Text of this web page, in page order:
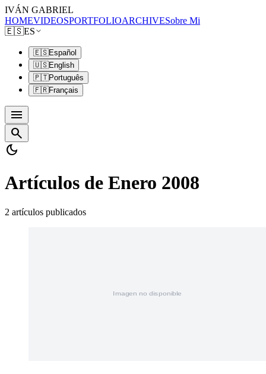
IVÁN GABRIEL
HOMEVIDEOSPORTFOLIOARCHIVESobre Mi
🇪🇸ES
🇪🇸Español
🇺🇸English
🇵🇹Português
🇫🇷Français
menu
search
dark_mode
Artículos de Enero 2008
2 artículos publicados